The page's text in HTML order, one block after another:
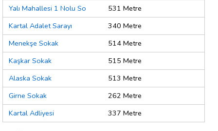
Yalı Mahallesi 1 Nolu So
531 Metre
Kartal Adalet Sarayı
340 Metre
Menekşe Sokak
514 Metre
Kaşkar Sokak
515 Metre
Alaska Sokak
513 Metre
Girne Sokak
262 Metre
Kartal Adliyesi
337 Metre